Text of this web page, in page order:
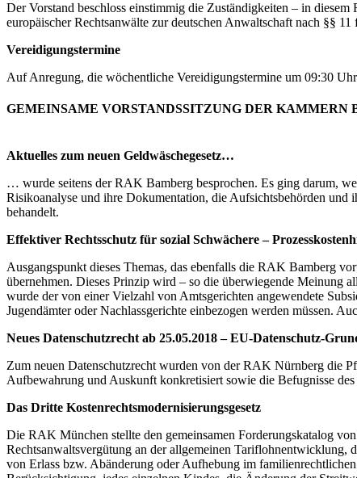
Der Vorstand beschloss einstimmig die Zuständigkeiten – in
europäischer Rechtsanwälte zur deutschen Anwaltschaft nach §§
Vereidigungstermine
Auf Anregung, die wöchentliche Vereidigungstermine um 09:30
GEMEINSAME VORSTANDSSITZUNG DER KAMMERN
Aktuelles zum neuen Geldwäschegesetz…
… wurde seitens der RAK Bamberg besprochen. Es ging darum,
Risikoanalyse und ihre Dokumentation, die Aufsichtsbehörden
behandelt.
Effektiver Rechtsschutz für sozial Schwächere –
Ausgangspunkt dieses Themas, das ebenfalls die RAK Bamberg
übernehmen. Dieses Prinzip wird – so die überwiegende Meinung
wurde der von einer Vielzahl von Amtsgerichten angewendete
Jugendämter oder Nachlassgerichte einbezogen werden müssen.
Neues Datenschutzrecht ab 25.05.2018 – EU-Datenschutz-
Zum neuen Datenschutzrecht wurden von der RAK Nürnberg die
Aufbewahrung und Auskunft konkretisiert sowie die Befugnisse
Das Dritte Kostenrechtsmodernisierungsgesetz
Die RAK München stellte den gemeinsamen Forderungskatalog
Rechtsanwaltsvergütung an der allgemeinen Tariflohnentwicklung,
von Erlass bzw. Abänderung oder Aufhebung im